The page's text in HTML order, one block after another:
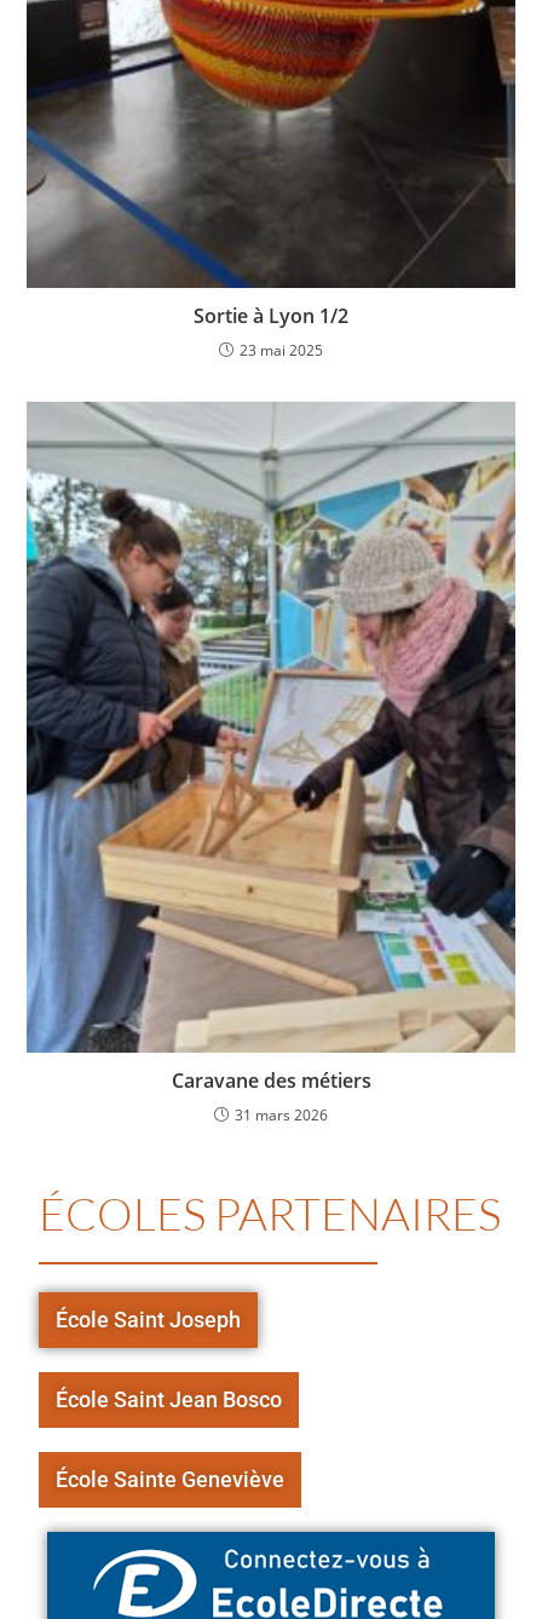
Sortie à Lyon 1/2
23 mai 2025
Caravane des métiers
31 mars 2026
ÉCOLES PARTENAIRES
École Saint Joseph
École Saint Jean Bosco
École Sainte Geneviève